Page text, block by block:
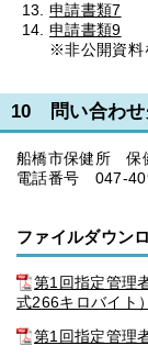
申請書類7
申請書類9
※非公開資料
10 問い合わせ
船橋市保健所 保
電話番号 047-
ファイルダウン
第1回指定管理
式266キロバイト）
第1回指定管理